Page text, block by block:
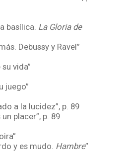
basílica. La Gloria de
Debussy y Ravel”
vida”
juego”
a la lucidez”, p. 89
placer”, p. 89
y es mudo. Hambre”